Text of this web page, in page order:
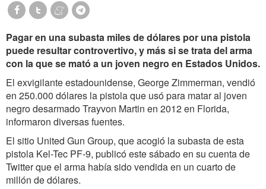
Pagar en una subasta miles de dólares por una pistola
puede resultar controvertivo, y más si se trata del arma
con la que se mató a un joven negro en Estados Unidos.
El exvigilante estadounidense, George Zimmerman, vendió
en 250.000 dólares la pistola que usó para matar al joven
negro desarmado Trayvon Martin en 2012 en Florida,
informaron diversas fuentes.
El sitio United Gun Group, que acogió la subasta de esta
pistola Kel-Tec PF-9, publicó este sábado en su cuenta de
Twitter que el arma había sido vendida en un cuarto de
millón de dólares.